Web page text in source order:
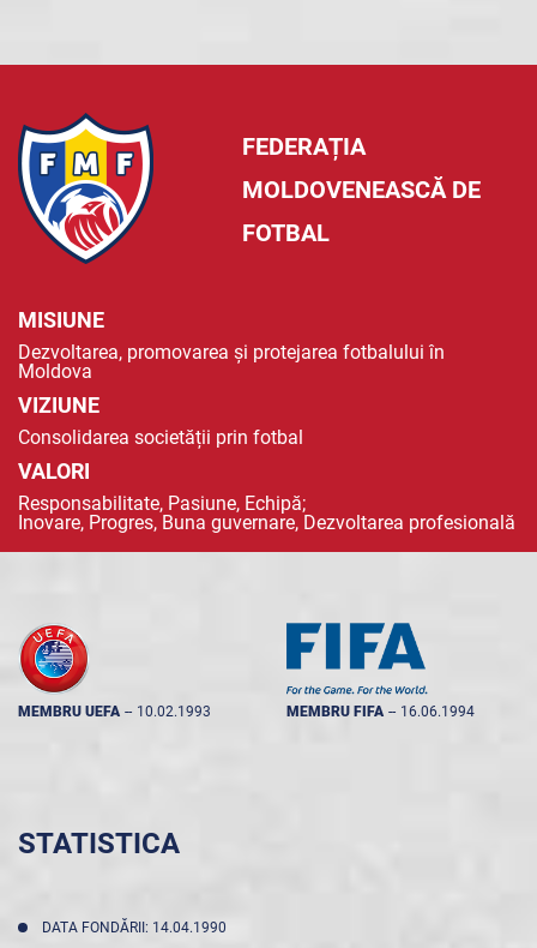
FEDERAȚIA
MOLDOVENEASCĂ DE
FOTBAL
MISIUNE
Dezvoltarea, promovarea și protejarea fotbalului în
Moldova
VIZIUNE
Consolidarea societății prin fotbal
VALORI
Responsabilitate, Pasiune, Echipă;
Inovare, Progres, Buna guvernare, Dezvoltarea profesională
MEMBRU UEFA -- 10.02.1993 MEMBRU FIFA -- 16.06.1994
STATISTICA
DATA FONDĂRII: 14.04.1990